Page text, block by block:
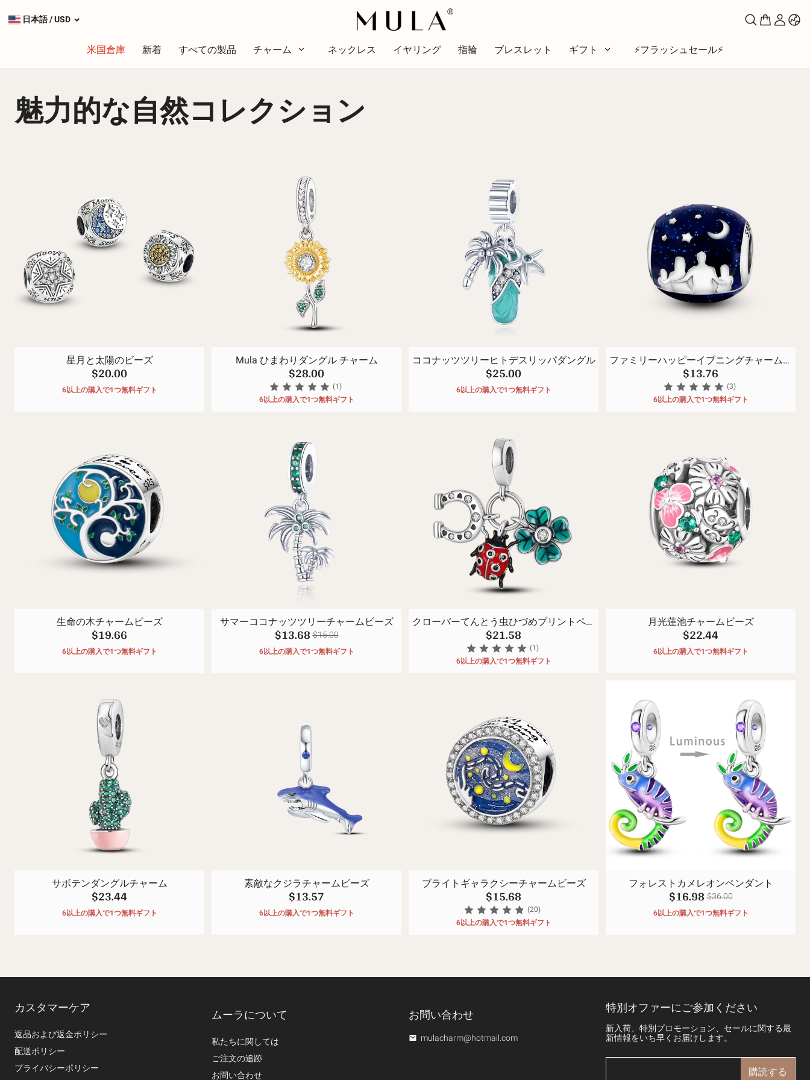
日本語/USD
米国倉庫 新着 すべての製品 チャーム ネックレス イヤリング 指輪 ブレスレット ギフト ⚡️フラッシュセール⚡️
タイプ
黄金色の黄色
休暇
家族と友達
趣味
自然
スポーツ
🧿古代魔法シリーズ🧿
魅力的な自然コレクション
星月と太陽のビーズ
$20.00
6以上の購入で1つ無料ギフト
Mula ひまわりダングル チャーム
$28.00
(1)
6以上の購入で1つ無料ギフト
ココナッツツリーヒトデスリッパダングル
$25.00
6以上の購入で1つ無料ギフト
ファミリーハッピーイブニングチャームビ
ーズ
$13.76
(3)
6以上の購入で1つ無料ギフト
生命の木チャームビーズ
$19.66
6以上の購入で1つ無料ギフト
サマーココナッツツリーチャームビーズ
$13.68 $15.00
6以上の購入で1つ無料ギフト
クローバーてんとう虫ひづめプリントペン
ダント
$21.58
(1)
6以上の購入で1つ無料ギフト
月光蓮池チャームビーズ
$22.44
6以上の購入で1つ無料ギフト
サボテンダングルチャーム
$23.44
6以上の購入で1つ無料ギフト
素敵なクジラチャームビーズ
$13.57
6以上の購入で1つ無料ギフト
ブライトギャラクシーチャームビーズ
$15.68
(20)
6以上の購入で1つ無料ギフト
フォレストカメレオンペンダント
$16.98 $36.00
6以上の購入で1つ無料ギフト
カスタマーケア
返品および返金ポリシー
配送ポリシー
プライバシーポリシー
ムーラについて
私たちに関しては
ご注文の追跡
お問い合わせ
お問い合わせ
mulacharm@hotmail.com
特別オファーにご参加ください
新入荷、特別プロモーション、セールに関する最
新情報をいち早くお届けします。
購読する